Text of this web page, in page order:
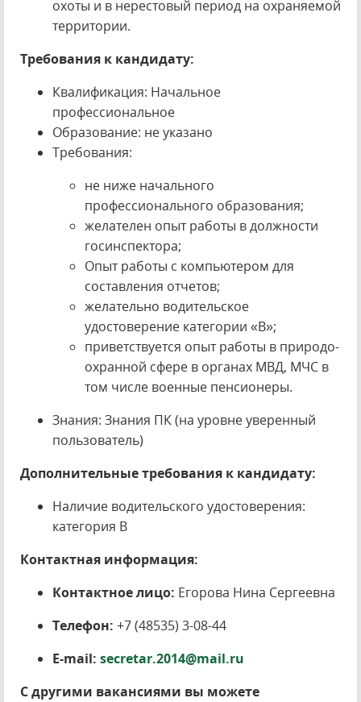
охоты и в нерестовый период на охраняемой
территории.
Требования к кандидату:
Квалификация: Начальное
профессиональное
Образование: не указано
Требования:
не ниже начального
профессионального образования;
желателен опыт работы в должности
госинспектора;
Опыт работы с компьютером для
составления отчетов;
желательно водительское
удостоверение категории «В»;
приветствуется опыт работы в природо-
охранной сфере в органах МВД, МЧС в
том числе военные пенсионеры.
Знания: Знания ПК (на уровне уверенный
пользователь)
Дополнительные требования к кандидату:
Наличие водительского удостоверения:
категория B
Контактная информация:
Контактное лицо: Егорова Нина Сергеевна
Телефон: +7 (48535) 3-08-44
E-mail: secretar.2014@mail.ru
С другими вакансиями вы можете